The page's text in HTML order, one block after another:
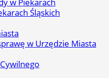
Śląskich
w Urzędzie Miasta